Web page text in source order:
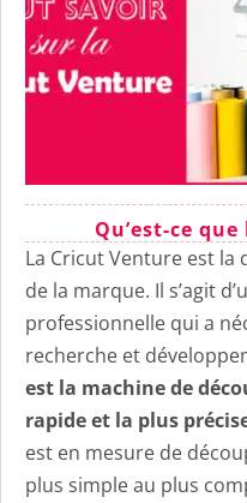
Qu’est-ce
La Cricut Venture est
de la marque. Il s’agit
professionnelle qui a
recherche et
est la machine de
rapide et la plus
est en mesure de
plus simple au plus